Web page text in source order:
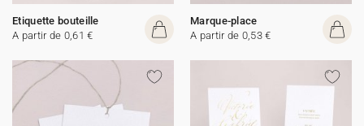
Etiquette bouteille
A partir de 0,61 €
Marque-place
A partir de 0,53 €